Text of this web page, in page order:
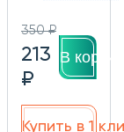
350 ₽
213
₽
В
Купить в 1